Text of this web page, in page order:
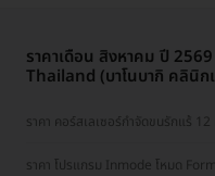
ราคาเดือน สิงหาคม ปี
Thailand (บาโนบากิ คลินิก
ราคา คอร์สเลเซอร์กำจัดขนรักแร้
ราคา โปรแกรม Inmode โหมด